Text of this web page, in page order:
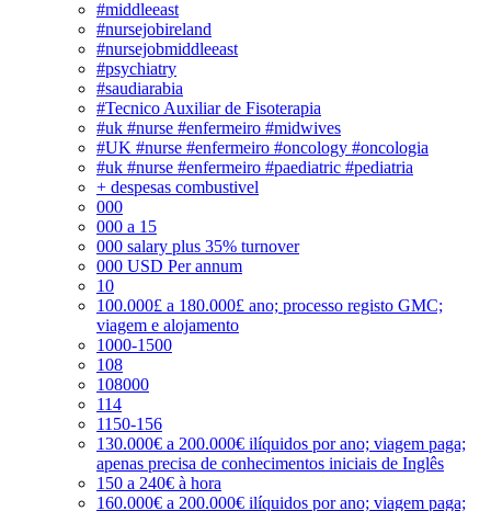
#middleeast
#nursejobireland
#nursejobmiddleeast
#psychiatry
#saudiarabia
#Tecnico Auxiliar de Fisoterapia
#uk #nurse #enfermeiro #midwives
#UK #nurse #enfermeiro #oncology #oncologia
#uk #nurse #enfermeiro #paediatric #pediatria
+ despesas combustivel
000
000 a 15
000 salary plus 35% turnover
000 USD Per annum
10
100.000£ a 180.000£ ano; processo registo GMC;
viagem e alojamento
1000-1500
108
108000
114
1150-156
130.000€ a 200.000€ ilíquidos por ano; viagem paga;
apenas precisa de conhecimentos iniciais de Inglês
150 a 240€ à hora
160.000€ a 200.000€ ilíquidos por ano; viagem paga;